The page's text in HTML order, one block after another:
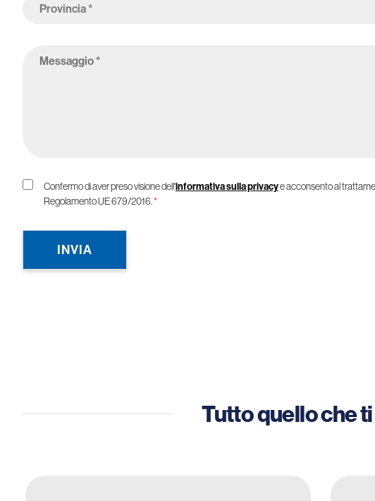
Confermo di aver preso visione dell'informativa sulla privacye acconsento al
Regolamento UE 679/2016.*
INVIA
Tutto quello che